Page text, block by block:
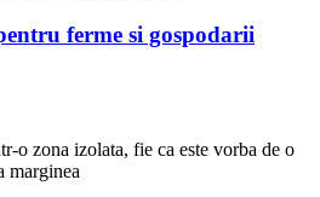
ferme si gospodarii
o zona izolata, fie ca este vorba de o
marginea